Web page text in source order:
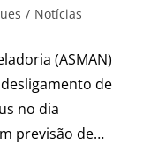
/ Notícias
(ASMAN)
de
no dia
previsão de…